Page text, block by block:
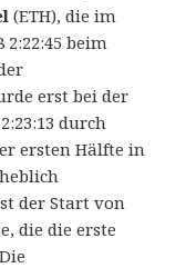
(ETH), die im
2:22:45 beim
erst bei der
durch
ersten Hälfte in
der Start von
die die erste